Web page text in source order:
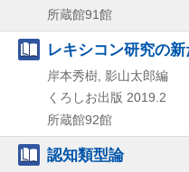
所蔵館91館
レキシコン研究の
岸本秀樹, 影山太郎編
くろしお出版 2019.2
所蔵館92館
認知類型論